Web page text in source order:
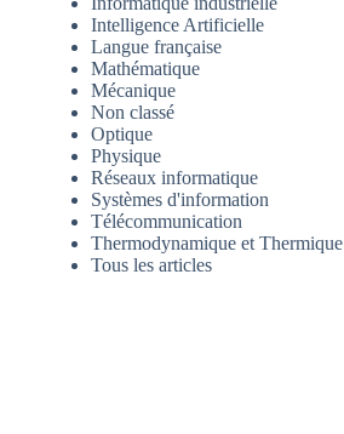
Intelligence Artificielle
Langue française
Mathématique
Mécanique
Non classé
Optique
Physique
Réseaux informatique
Systèmes d'information
Télécommunication
Thermodynamique et Thermique
Tous les articles